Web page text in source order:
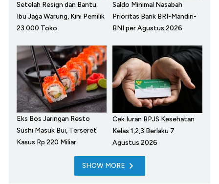
Setelah Resign dan Bantu
Ibu Jaga Warung, Kini Pemilik
23.000 Toko
Saldo Minimal Nasabah
Prioritas Bank BRI-Mandiri-
BNI per Agustus 2026
Eks Bos Jaringan Resto
Sushi Masuk Bui, Terseret
Kasus Rp 220 Miliar
Cek Iuran BPJS Kesehatan
Kelas 1,2,3 Berlaku 7
Agustus 2026
SHOW MORE